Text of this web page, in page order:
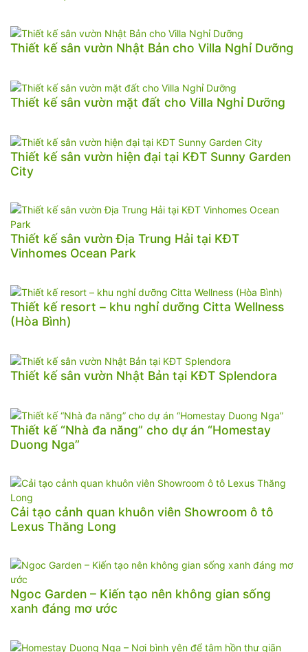
Thiết kế sân vườn Nhật Bản cho Villa Nghỉ Dưỡng
Thiết kế sân vườn mặt đất cho Villa Nghỉ Dưỡng
Thiết kế sân vườn hiện đại tại KĐT Sunny Garden
City
Thiết kế sân vườn Địa Trung Hải tại KĐT
Vinhomes Ocean Park
Thiết kế resort – khu nghỉ dưỡng Citta Wellness
(Hòa Bình)
Thiết kế sân vườn Nhật Bản tại KĐT Splendora
Thiết kế “Nhà đa năng” cho dự án “Homestay
Duong Nga”
Cải tạo cảnh quan khuôn viên Showroom ô tô
Lexus Thăng Long
Ngoc Garden – Kiến tạo nên không gian sống
xanh đáng mơ ước